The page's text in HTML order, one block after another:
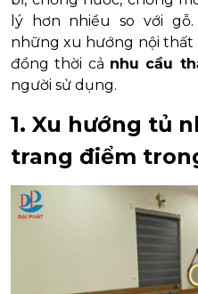
lý hơn nhiều so với
những xu hướng nội thất
đồng thời cả nhu cầu
người sử dụng.
1. Xu hướng tủ
trang điểm